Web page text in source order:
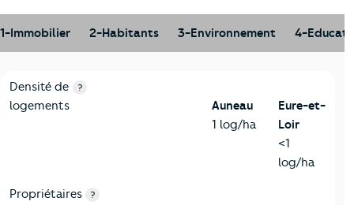
1-Immobilier 2-Habitants 3-Environnement 4-
1-Immobilier
Critères Auneau
Densité de
logements
?
Auneau
1 log/ha
Eure-et-
Loir
<1
log/ha
Propriétaires
?